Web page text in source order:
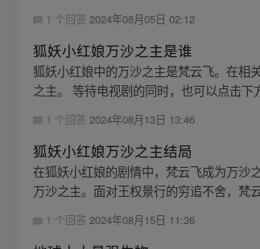
1 个回答 2024年08月05日 02:12
狐妖小红娘万沙之主是谁
狐妖小红娘中的万沙之主是梵云飞。在相
之主。 等待电视剧的同时，也可以点击
1 个回答 2024年08月13日 13:46
狐妖小红娘万沙之主结局
在狐妖小红娘的剧情中，梵云飞成为万沙
万沙之主。面对王权景行的穷追不舍，梵
1 个回答2024年08月15日 11:36